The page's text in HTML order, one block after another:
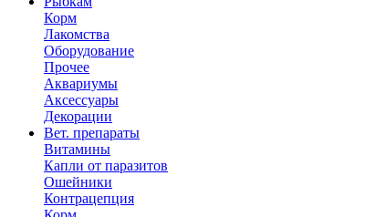
Корм
Лакомства
Оборудование
Прочее
Аквариумы
Аксессуары
Декорации
Вет. препараты
Витамины
Капли от паразитов
Ошейники
Контрацепция